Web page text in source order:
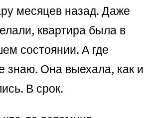
месяцев назад. Даже
квартира была в
состоянии. А где
знаю. Она выехала, как и
В срок.